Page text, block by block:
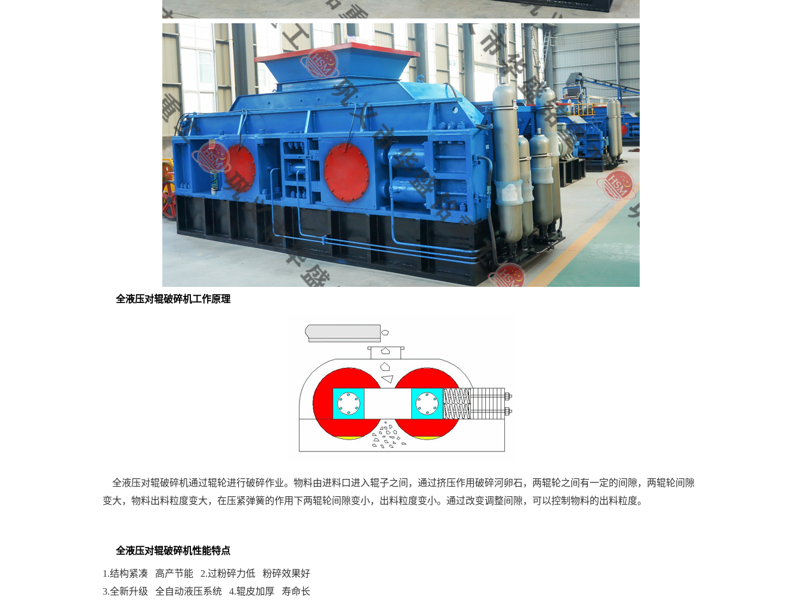
全液压对辊破碎机工作原理
全液压对辊破碎机通过辊轮进行破碎作业。物料由进料口进入辊子之间，通过挤压作用破碎河卵石，两辊轮之间有一定的间隙，两辊轮间隙
变大，物料出料粒度变大，在压紧弹簧的作用下两辊轮间隙变小，出料粒度变小。通过改变调整间隙，可以控制物料的出料粒度。
全液压对辊破碎机性能特点
1.结构紧凑 高产节能 2.过粉碎力低
粉碎效果好
3.全新升级
全自动液压系统 4.辊皮加厚 寿命长